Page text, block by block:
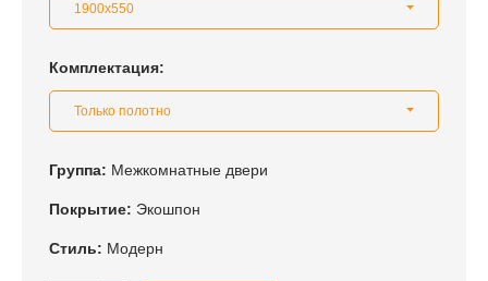
1900x550
Комплектация:
Только полотно
Группа: Межкомнатные двери
Покрытие: Экошпон
Стиль: Модерн